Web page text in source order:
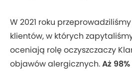
W 2021 roku
klientów, w których
oceniają rolę oczyszczaczy
objawów alergicznych.Aż